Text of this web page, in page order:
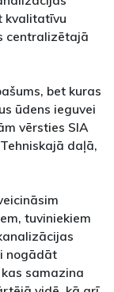
kvalitatīvu
centralizētajā
bet kuras
ūdens ieguvei
vērsties SIA
daļā,
tuviniekiem
nogādāt
samazina